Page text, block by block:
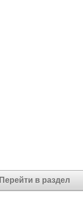
Перейти в раздел